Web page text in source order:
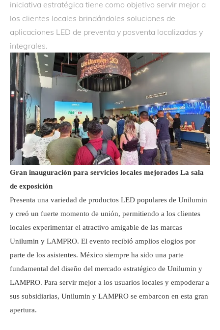
iniciativa estratégica tiene como objetivo servir mejor a
los clientes locales brindándoles soluciones de
aplicaciones LED de preventa y posventa localizadas y
integrales.
Gran inauguración para servicios locales mejorados La sala
de exposición
Presenta una variedad de productos LED populares de Unilumin
y creó un fuerte momento de unión, permitiendo a los clientes
locales experimentar el atractivo amigable de las marcas
Unilumin y LAMPRO. El evento recibió amplios elogios por
parte de los asistentes. México siempre ha sido una parte
fundamental del diseño del mercado estratégico de Unilumin y
LAMPRO. Para servir mejor a los usuarios locales y empoderar a
sus subsidiarias, Unilumin y LAMPRO se embarcon en esta gran
apertura.